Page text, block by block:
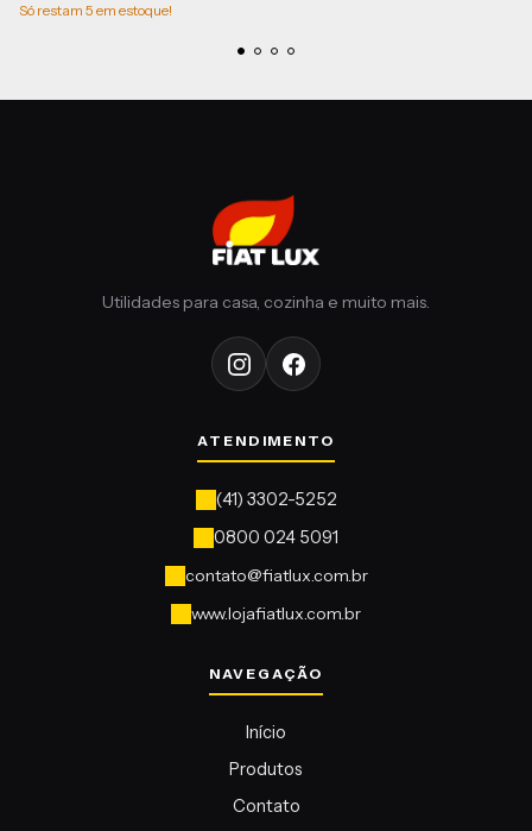
Só restam 5 em estoque!
contato@fiatlux.com.br
www.lojafiatlux.com.br
Início
Produtos
Contato